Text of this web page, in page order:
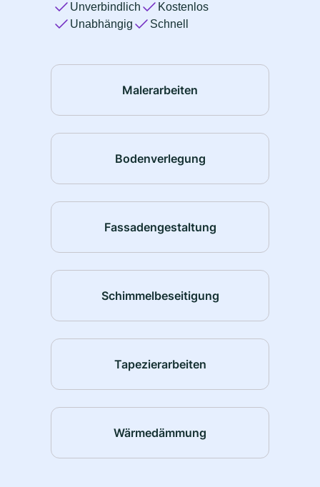
Unverbindlich
Kostenlos
Unabhängig
Schnell
Malerarbeiten
Bodenverlegung
Fassadengestaltung
Schimmelbeseitigung
Tapezierarbeiten
Wärmedämmung